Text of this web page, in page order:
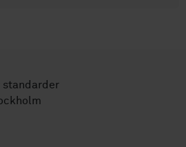
standarder